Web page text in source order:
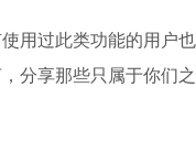
用过此类功能的用户
分享那些只属于你们